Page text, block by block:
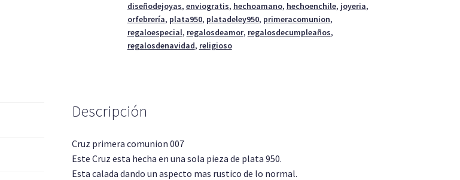
diseñodejoyas, enviogratis, hechoamano, hechoenchile, joyeria,
orfebrería, plata950, platadeley950, primeracomunion,
regaloespecial, regalosdeamor, regalosdecumpleaños,
regalosdenavidad, religioso
Descripción
Cruz primera comunion 007
Este Cruz esta hecha en una sola pieza de plata 950.
Esta calada dando un aspecto mas rustico de lo normal.